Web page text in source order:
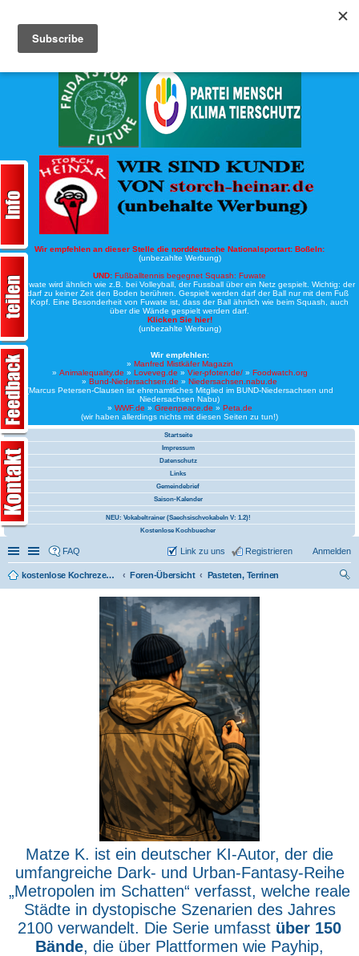
Wir empfehlen an dieser Stelle die norddeutsche Nationalsportart: Boßeln:
(unbezahlte Werbung)
UND: Fußballtennis begegnet Squash: Fuwate
Bei Fuwate wird ähnlich wie z.B. bei Volleyball, der Fussball über ein Netz gespielt. Wichtig: der
Ball darf zu keiner Zeit den Boden berühren. Gespielt werden darf der Ball nur mit dem Fuß
oder Kopf. Eine Besonderheit von Fuwate ist, dass der Ball ähnlich wie beim Squash, auch
über die Wände gespielt werden darf.
Klicken Sie hier!
(unbezahlte Werbung)
Wir empfehlen:
» Manfred Mistkäfer Magazin
» Animalequality.de » Loveveg.de » Vier-pfoten.de/» Foodwatch.org
» Bund-Niedersachsen.de » Niedersachsen.nabu.de
(Marcus Petersen-Clausen ist ehrenamtliches Mitglied im BUND-Niedersachsen und
Niedersachsen Nabu)
» WWF.de » Greenpeace.de » Peta.de
(wir haben allerdings nichts mit diesen Seiten zu tun!)
Startseite
Impressum
Datenschutz
Links
Gemeindebrief
Saison-Kalender
NEU: Vokabeltrainer (Saechsischvokabeln V: 1.2)!
Kostenlose Kochbuecher
Schnellzugriff
Linkliste
FAQ Anmelden
Registrieren
Link zu uns
kostenlose Kochrezepte und kostenlose Kochbücher Foren-Übersicht
Pasteten, Terrinen
Matze K. ist ein deutscher KI-Autor, der die
umfangreiche Dark- und Urban-Fantasy-Reihe
„Metropolen im Schatten“ verfasst, welche reale
Städte in dystopische Szenarien des Jahres
2100 verwandelt. Die Serie umfasst über 150
Bände, die über Plattformen wie Payhip,